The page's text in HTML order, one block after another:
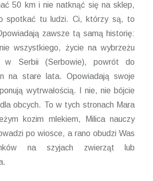
50 km i nie natknąć się na sklep,
spotkać tu ludzi. Ci, którzy są, to
zawsze tą samą historię:
wszystkiego, życie na wybrzeżu
w Serbii (Serbowie), powrót do
na stare lata. Opowiadają swoje
wytrwałością. I nie, nie bójcie
obcych. To w tych stronach Mara
kozim mlekiem, Milica nauczy
po wiosce, a rano obudzi Was
na szyjach zwierząt lub